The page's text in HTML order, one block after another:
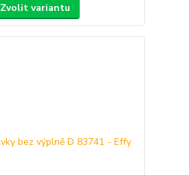
Zvolit variantu